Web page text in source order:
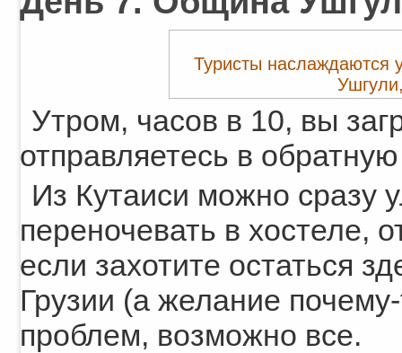
Туристы наслаждаются
Утром, часов в 10, вы
отправляетесь в
Из Кутаиси можно сразу
переночевать в хостеле,
если захотите остаться
Грузии (а желание
проблем, возможно все.